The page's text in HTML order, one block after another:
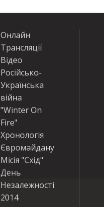
Онлайн
Трансляції
Відео
Російсько-
Українська
війна
"Winter On
Fire"
Хронологія
Євромайдану
Місія "Схід"
День
Незалежності
2014